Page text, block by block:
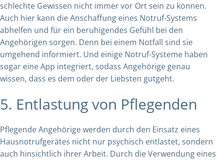
schlechte Gewissen nicht immer vor Ort sein zu können.
Auch hier kann die Anschaffung eines Notruf-Systems
abhelfen und für ein beruhigendes Gefühl bei den
Angehörigen sorgen. Denn bei einem Notfall sind sie
umgehend informiert. Und einige Notruf-Systeme haben
sogar eine App integriert, sodass Angehörige genau
wissen, dass es dem oder der Liebsten gutgeht.
5. Entlastung von Pflegenden
Pflegende Angehörige werden durch den Einsatz eines
Hausnotrufgerätes nicht nur psychisch entlastet, sondern
auch hinsichtlich ihrer Arbeit. Durch die Verwendung eines